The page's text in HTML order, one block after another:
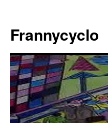
contenu
Frannycyclo